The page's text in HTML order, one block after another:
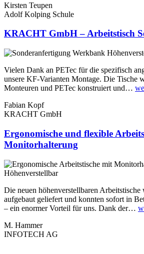
Kirsten Teupen
Adolf Kolping Schule
KRACHT GmbH – Arbeitstisch
Vielen Dank an PETec für die spezifisch
unsere KF-Varianten Montage. Die Tische
Monteuren und PETec konstruiert und…
Fabian Kopf
KRACHT GmbH
Ergonomische und flexible
Monitorhalterung
Die neuen höhenverstellbaren
aufgebaut geliefert und konnten sofort in
– ein enormer Vorteil für uns. Dank der…
M. Hammer
INFOTECH AG